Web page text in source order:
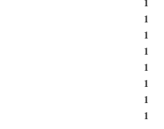
1
1
1
1
1
1
1